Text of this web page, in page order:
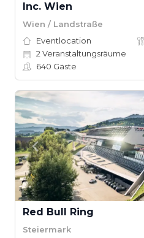
Inc. Wien
Wien / Landstraße
Eventlocation
2 Veranstaltungsräume
640 Gäste
Red Bull Ring
Steiermark